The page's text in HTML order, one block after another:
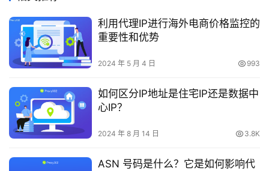
利用代理IP进行海外电商价格监控的
重要性和优势
2024 年 5 月 4 日 993
如何区分IP地址是住宅IP还是数据中
心IP？
2024 年 8 月 14 日 3.8K
ASN 号码是什么？它是如何影响代